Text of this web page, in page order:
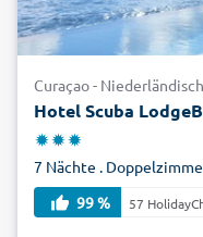
Curaçao -
Hotel Scuba
7 Nächte .
99 %
57